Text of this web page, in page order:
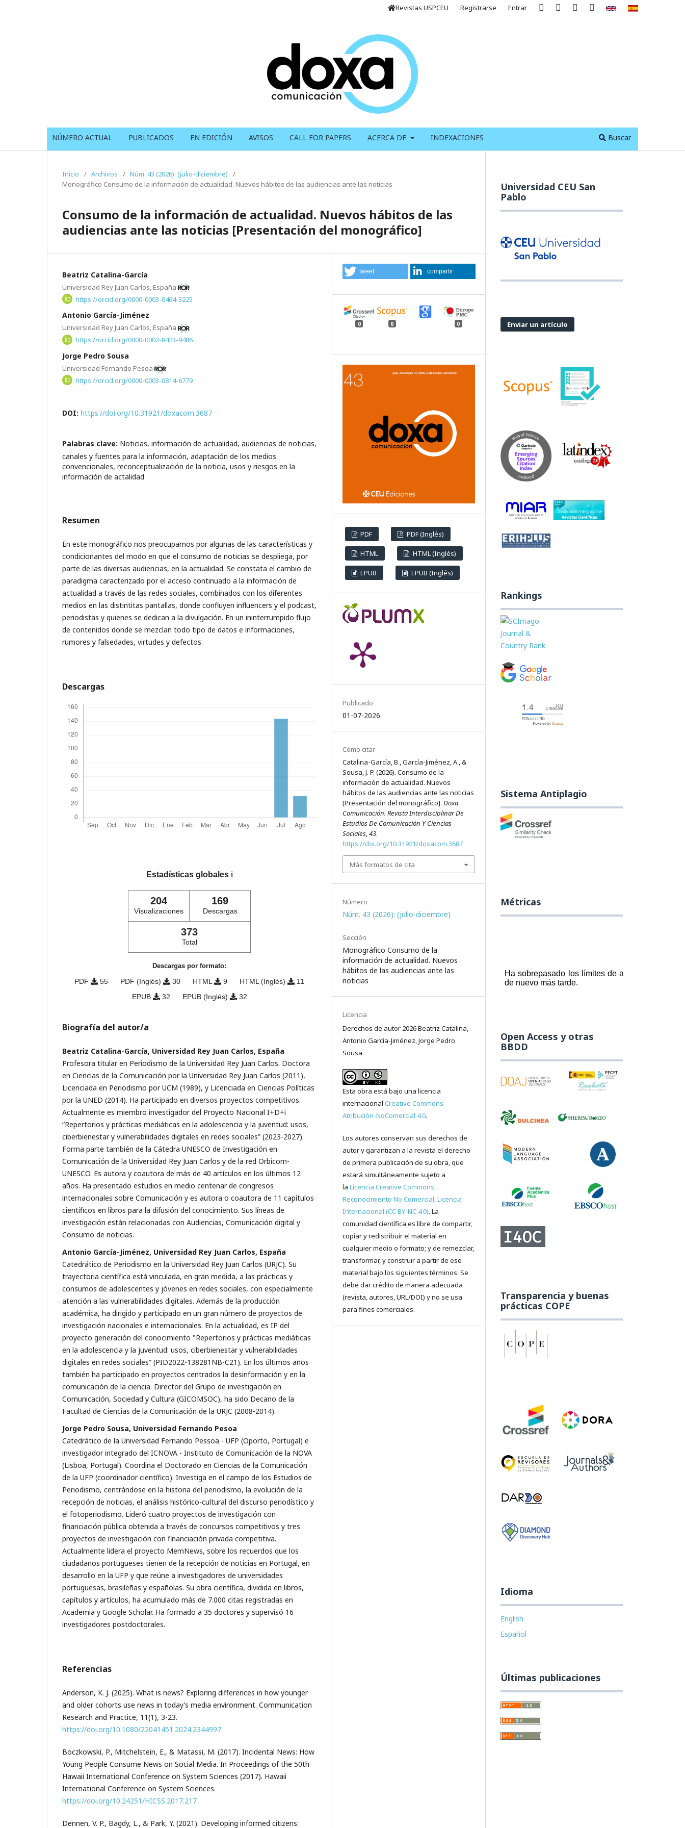
NÚMERO ACTUAL PUBLICADOS EN EDICIÓN AVISOS CALL FOR PAPERS ACERCA DE INDEXACIONES Buscar
Revistas USPCEU Registrarse Entrar
Inicio / Archivos / Núm. 43 (2026): (julio-diciembre)
/
Monográfico Consumo de la información de actualidad. Nuevos hábitos de las audiencias ante las noticias
Consumo de la información de actualidad. Nuevos hábitos de las
audiencias ante las noticias [Presentación del monográfico]
Beatriz Catalina-García
Universidad Rey Juan Carlos, España
https://orcid.org/0000-0003-0464-3225
Antonio García-Jiménez
Universidad Rey Juan Carlos, España
https://orcid.org/0000-0002-8423-9486
Jorge Pedro Sousa
Universidad Fernando Pesoa
https://orcid.org/0000-0003-0814-6779
DOI: https://doi.org/10.31921/doxacom.3687
Palabras clave: Noticias, información de actualidad, audiencias de noticias,
canales y fuentes para la información, adaptación de los medios
convencionales, reconceptualización de la noticia, usos y riesgos en la
información de actalidad
Resumen
En este monográfico nos preocupamos por algunas de las características y
condicionantes del modo en que el consumo de noticias se despliega, por
parte de las diversas audiencias, en la actualidad. Se constata el cambio de
paradigma caracterizado por el acceso continuado a la información de
actualidad a través de las redes sociales, combinados con los diferentes
medios en las distintitas pantallas, donde confluyen influencers y el podcast,
periodistas y quienes se dedican a la divulgación. En un ininterrumpido flujo
de contenidos donde se mezclan todo tipo de datos e informaciones,
rumores y falsedades, virtudes y defectos.
Descargas
Estadísticas globales ℹ️
204
Visualizaciones
169
Descargas
373
Total
Descargas por formato:
PDF 55 PDF (Inglés) 30 HTML 9 HTML (Inglés)
11
EPUB
32 EPUB (Inglés) 32
Biografía del autor/a
Beatriz Catalina-García, Universidad Rey Juan Carlos, España
Profesora titular en Periodismo de la Universidad Rey Juan Carlos. Doctora
en Ciencias de la Comunicación por la Universidad Rey Juan Carlos (2011),
Licenciada en Periodismo por UCM (1989), y Licenciada en Ciencias Políticas
por la UNED (2014). Ha participado en diversos proyectos competitivos.
Actualmente es miembro investigador del Proyecto Nacional I+D+i
“Repertorios y prácticas mediáticas en la adolescencia y la juventud: usos,
ciberbienestar y vulnerabilidades digitales en redes sociales” (2023-2027).
Forma parte también de la Cátedra UNESCO de Investigación en
Comunicación de la Universidad Rey Juan Carlos y de la red Orbicom-
UNESCO. Es autora y coautora de más de 40 artículos en los últimos 12
años. Ha presentado estudios en medio centenar de congresos
internacionales sobre Comunicación y es autora o coautora de 11 capítulos
científicos en libros para la difusión del conocimiento. Sus líneas de
investigación están relacionadas con Audiencias, Comunicación digital y
Consumo de noticias.
Antonio García-Jiménez, Universidad Rey Juan Carlos, España
Catedrático de Periodismo en la Universidad Rey Juan Carlos (URJC). Su
trayectoria científica está vinculada, en gran medida, a las prácticas y
consumos de adolescentes y jóvenes en redes sociales, con especialmente
atención a las vulnerabilidades digitales. Además de la producción
académica, ha dirigido y participado en un gran número de proyectos de
investigación nacionales e internacionales. En la actualidad, es IP del
proyecto generación del conocimiento "Repertorios y prácticas mediáticas
en la adolescencia y la juventud: usos, ciberbienestar y vulnerabilidades
digitales en redes sociales” (PID2022-138281NB-C21). En los últimos años
también ha participado en proyectos centrados la desinformación y en la
comunicación de la ciencia. Director del Grupo de investigación en
Comunicación, Sociedad y Cultura (GICOMSOC), ha sido Decano de la
Facultad de Ciencias de la Comunicación de la URJC (2008-2014).
Jorge Pedro Sousa, Universidad Fernando Pesoa
Catedrático de la Universidad Fernando Pessoa - UFP (Oporto, Portugal) e
investigador integrado del ICNOVA - Instituto de Comunicación de la NOVA
(Lisboa, Portugal). Coordina el Doctorado en Ciencias de la Comunicación
de la UFP (coordinador científico). Investiga en el campo de los Estudios de
Periodismo, centrándose en la historia del periodismo, la evolución de la
recepción de noticias, el análisis histórico-cultural del discurso periodístico y
el fotoperiodismo. Lideró cuatro proyectos de investigación con
financiación pública obtenida a través de concursos competitivos y tres
proyectos de investigación con financiación privada competitiva.
Actualmente lidera el proyecto MemNews, sobre los recuerdos que los
ciudadanos portugueses tienen de la recepción de noticias en Portugal, en
desarrollo en la UFP y que reúne a investigadores de universidades
portuguesas, brasileñas y españolas. Su obra científica, dividida en libros,
capítulos y artículos, ha acumulado más de 7.000 citas registradas en
Academia y Google Scholar. Ha formado a 35 doctores y supervisó 16
investigadores postdoctorales.
Referencias
Anderson, K. J. (2025). What is news? Exploring differences in how younger
and older cohorts use news in today’s media environment. Communication
Research and Practice, 11(1), 3-23.
https://doi.org/10.1080/22041451.2024.2344997
Boczkowski, P., Mitchelstein, E., & Matassi, M. (2017). Incidental News: How
Young People Consume News on Social Media. In Proceedings of the 50th
Hawaii International Conference on System Sciences (2017). Hawaii
International Conference on System Sciences.
https://doi.org/10.24251/HICSS.2017.217
Dennen, V. P., Bagdy, L., & Park, Y. (2021). Developing informed citizens:
PDF PDF (Inglés)
HTML HTML (Inglés)
EPUB EPUB (Inglés)
Publicado
01-07-2026
Número
Núm. 43 (2026): (julio-diciembre)
Sección
Monográfico Consumo de la
información de actualidad. Nuevos
hábitos de las audiencias ante las
noticias
Licencia
Derechos de autor 2026 Beatriz Catalina,
Antonio García-Jiménez, Jorge Pedro
Sousa
Esta obra está bajo una licencia
internacionalCreative Commons
Atribución-NoComercial 4.0.
Los autores conservan sus derechos de
autor y garantizan a la revista el derecho
de primera publicación de su obra, que
estará simultáneamente sujeto a
laLicencia Creative Commons,
Reconocimiento No Comercial, Licencia
Internacional (CC BY-NC 4.0). La
comunidad científica es libre de compartir,
copiar y redistribuir el material en
cualquier medio o formato; y de remezclar,
transformar, y construir a partir de ese
material bajo los siguientes términos: Se
debe dar crédito de manera adecuada
(revista, autores, URL/DOI) y no se usa
para fines comerciales.
Cómo citar
Catalina-García, B., García-Jiménez, A., &
Sousa, J. P. (2026). Consumo de la
información de actualidad. Nuevos
hábitos de las audiencias ante las noticias
[Presentación del monográfico].Doxa
Comunicación. Revista Interdisciplinar De
Estudios De Comunicación Y Ciencias
Sociales,43.
https://doi.org/10.31921/doxacom.3687
Más formatos de cita
tweet compartir
0 0 0
Universidad CEU San
Pablo
Enviar un artículo
Rankings
Sistema Antiplagio
Métricas
Open Access y otras
BBDD
Transparencia y buenas
prácticas COPE
Idioma
English
Español
Últimas publicaciones